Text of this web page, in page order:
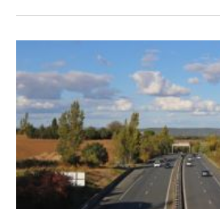
«
A69
»
:
Le
Conseil